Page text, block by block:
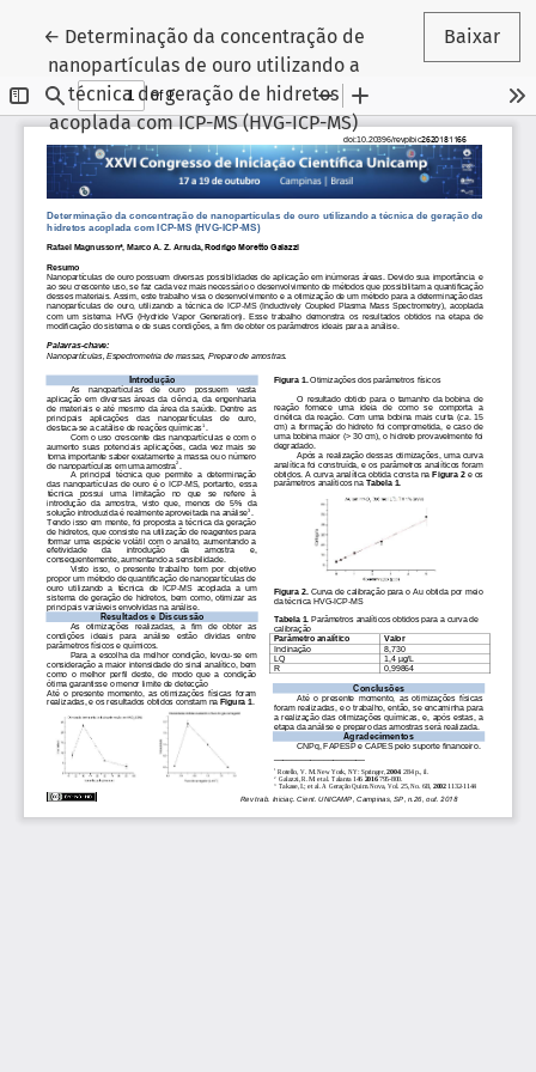
← Voltar aos Detalhes do Artigo
Determinação da concentração de
nanopartículas de ouro utilizando a
técnica de geração de hidretos
acoplada com ICP-MS (HVG-ICP-MS)
Baixar